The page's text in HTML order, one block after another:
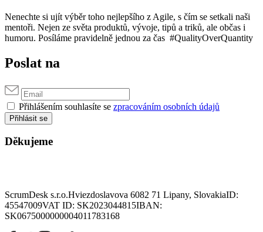
Nenechte si ujít výběr toho nejlepšího z Agile, s čím se setkali naši
mentoři. Nejen ze světa produktů, vývoje, tipů a triků, ale občas i
humoru. Posíláme pravidelně jednou za čas #QualityOverQuantity
Poslat na
Přihlášením souhlasíte se zpracováním osobních údajů
Přihlásit se
Děkujeme
ScrumDesk s.r.o.Hviezdoslavova 6082 71 Lipany, SlovakiaID:
45547009VAT ID: SK2023044815IBAN:
SK0675000000004011783168